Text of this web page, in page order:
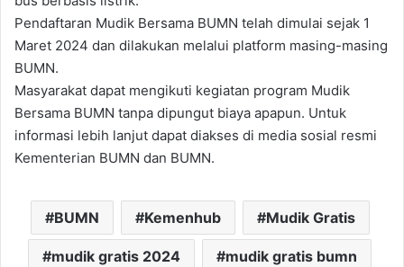
Pendaftaran Mudik Bersama BUMN telah dimulai sejak 1
Maret 2024 dan dilakukan melalui platform masing-masing
BUMN.
Masyarakat dapat mengikuti kegiatan program Mudik
Bersama BUMN tanpa dipungut biaya apapun. Untuk
informasi lebih lanjut dapat diakses di media sosial resmi
Kementerian BUMN dan BUMN.
BUMN Kemenhub Mudik Gratis
mudik gratis 2024 mudik gratis bumn